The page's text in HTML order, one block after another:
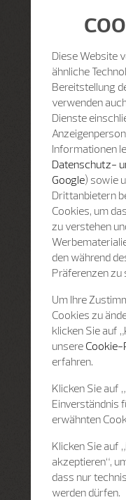
Diese Website
ähnliche
Bereitstellung
verwenden
Dienste
Informationen
Datenschutz-
Google) sowie
Drittanbietern
Cookies, um
zu verstehen
den während
Präferenzen zu
Um Ihre
Cookies zu
klicken Sie auf
unsere Cookie-
erfahren.
Klicken Sie auf
Einverständnis
erwähnten
Klicken Sie auf
akzeptieren“,
dass nur
werden dürfen.